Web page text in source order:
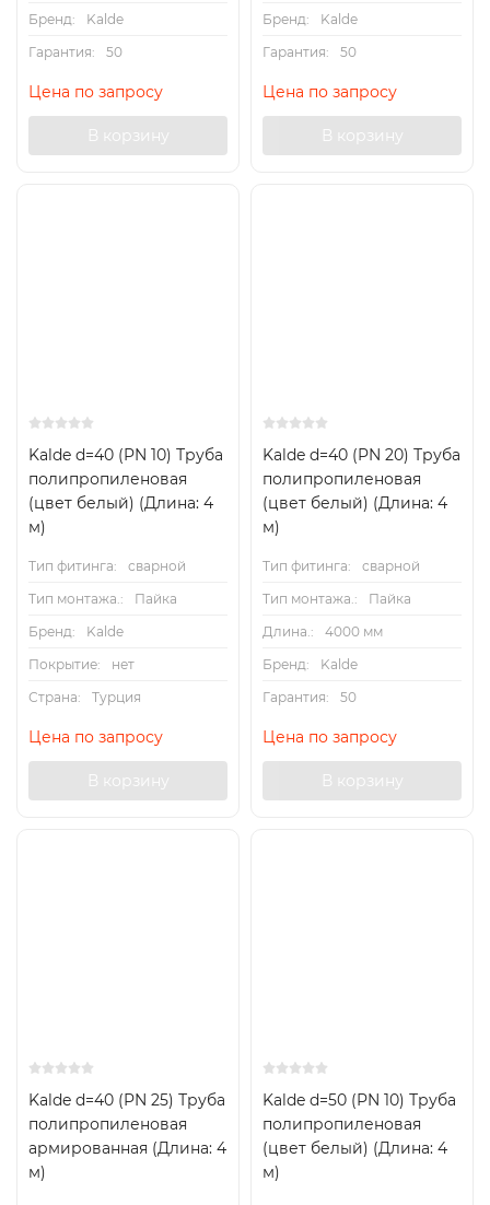
Бренд:
Kalde
Гарантия:
50
Цена по запросу
В корзину
Бренд:
Kalde
Гарантия:
50
Цена по запросу
В корзину
Kalde d=40 (PN 10) Труба
полипропиленовая
(цвет белый) (Длина: 4
м)
Тип фитинга:
сварной
Тип монтажа.:
Пайка
Бренд:
Kalde
Покрытие:
нет
Страна:
Турция
Цена по запросу
В корзину
Kalde d=40 (PN 20) Труба
полипропиленовая
(цвет белый) (Длина: 4
м)
Тип фитинга:
сварной
Тип монтажа.:
Пайка
Длина.:
4000 мм
Бренд:
Kalde
Гарантия:
50
Цена по запросу
В корзину
Kalde d=40 (PN 25) Труба
полипропиленовая
армированная (Длина: 4
м)
Kalde d=50 (PN 10) Труба
полипропиленовая
(цвет белый) (Длина: 4
м)